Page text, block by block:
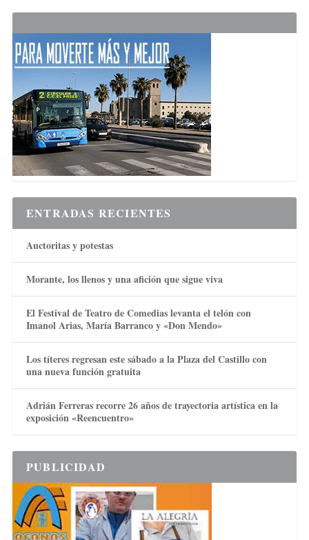
ENTRADAS RECIENTES
Auctoritas y potestas
Morante, los llenos y una afición que sigue viva
El Festival de Teatro de Comedias levanta el telón con
Imanol Arias, María Barranco y «Don Mendo»
Los títeres regresan este sábado a la Plaza del Castillo con
una nueva función gratuita
Adrián Ferreras recorre 26 años de trayectoria artística en la
exposición «Reencuentro»
PUBLICIDAD